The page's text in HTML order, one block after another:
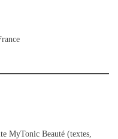
MyTonic Beauté (textes,